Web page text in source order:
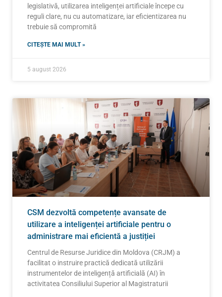
legislativă, utilizarea inteligenței artificiale începe cu
reguli clare, nu cu automatizare, iar eficientizarea nu
trebuie să compromită
CITEȘTE MAI MULT »
5 august 2026
CSM dezvoltă competențe avansate de
utilizare a inteligenței artificiale pentru o
administrare mai eficientă a justiției
Centrul de Resurse Juridice din Moldova (CRJM) a
facilitat o instruire practică dedicată utilizării
instrumentelor de inteligență artificială (AI) în
activitatea Consiliului Superior al Magistraturii